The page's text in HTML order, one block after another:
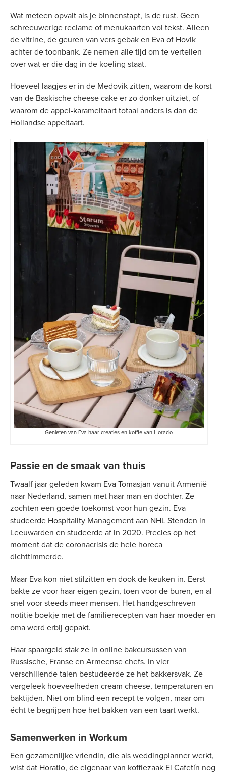
Wat meteen opvalt als je binnenstapt, is de rust. Geen
schreeuwerige reclame of menukaarten vol tekst. Alleen
de vitrine, de geuren van vers gebak en Eva of Hovik
achter de toonbank. Ze nemen alle tijd om te vertellen
over wat er die dag in de koeling staat.
Hoeveel laagjes er in de Medovik zitten, waarom de korst
van de Baskische cheese cake er zo donker uitziet, of
waarom de appel-karameltaart totaal anders is dan de
Hollandse appeltaart.
Genieten van Eva haar creaties en koffie van Horacio
Passie en de smaak van thuis
Twaalf jaar geleden kwam Eva Tomasjan vanuit Armenië
naar Nederland, samen met haar man en dochter. Ze
zochten een goede toekomst voor hun gezin. Eva
studeerde Hospitality Management aan NHL Stenden in
Leeuwarden en studeerde af in 2020. Precies op het
moment dat de coronacrisis de hele horeca
dichttimmerde.
Maar Eva kon niet stilzitten en dook de keuken in. Eerst
bakte ze voor haar eigen gezin, toen voor de buren, en al
snel voor steeds meer mensen. Het handgeschreven
notitie boekje met de familierecepten van haar moeder en
oma werd erbij gepakt.
Haar spaargeld stak ze in online bakcursussen van
Russische, Franse en Armeense chefs. In vier
verschillende talen bestudeerde ze het bakkersvak. Ze
vergeleek hoeveelheden cream cheese, temperaturen en
baktijden. Niet om blind een recept te volgen, maar om
écht te begrijpen hoe het bakken van een taart werkt.
Samenwerken in Workum
Een gezamenlijke vriendin, die als weddingplanner werkt,
wist dat Horatio, de eigenaar van koffiezaak El Cafetín nog